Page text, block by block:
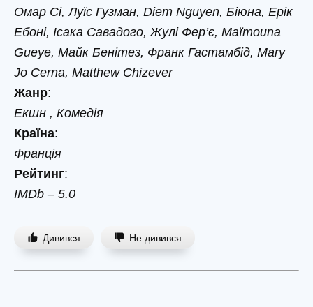
Омар Сі, Луїс Гузман, Diem Nguyen, Біюна, Ерік
Ебоні, Ісака Савадого, Жулі Фер’є, Maïmouna
Gueye, Майк Бенітез, Франк Гастамбід, Mary
Jo Cerna, Matthew Chizever
Жанр:
Екшн , Комедія
Країна:
Франція
Рейтинг:
IMDb – 5.0
Дивився Не дивився